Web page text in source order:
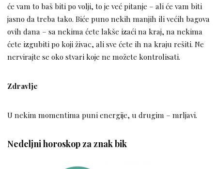
će vam to baš biti po volji, to je već pitanje – ali će vam biti
jasno da treba tako. Biće puno nekih manjih ili većih bagova
ovih dana – sa nekima ćete lakše izaći na kraj, na nekima
ćete izgubiti po koji živac, ali sve ćete ih na kraju rešiti. Ne
nervirajte se oko stvari koje ne možete kontrolisati.
Zdravlje
U nekim momentima puni energije, u drugim – mrljavi.
Nedeljni horoskop za znak bik